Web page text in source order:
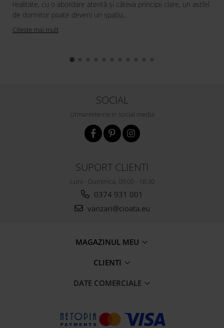
realitate, cu o abordare atentă și câteva principii clare, un astfel
de dormitor poate deveni un spațiu...
Citeste mai mult
SOCIAL
Urmareste-ne in social media
SUPORT CLIENTI
Luni - Duminica, 09:00 - 18:30
0374 931 001
vanzari@cioata.eu
MAGAZINUL MEU
CLIENTI
DATE COMERCIALE